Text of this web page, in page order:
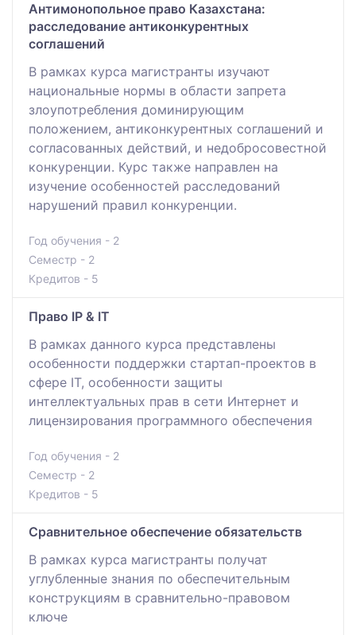
Антимонопольное право Казахстана:
расследование антиконкурентных
соглашений
В рамках курса магистранты изучают
национальные нормы в области запрета
злоупотребления доминирующим
положением, антиконкурентных соглашений и
согласованных действий, и недобросовестной
конкуренции. Курс также направлен на
изучение особенностей расследований
нарушений правил конкуренции.
Год обучения - 2
Семестр - 2
Кредитов - 5
Право IP & IT
В рамках данного курса представлены
особенности поддержки стартап-проектов в
сфере IT, особенности защиты
интеллектуальных прав в сети Интернет и
лицензирования программного обеспечения
Год обучения - 2
Семестр - 2
Кредитов - 5
Сравнительное обеспечение обязательств
В рамках курса магистранты получат
углубленные знания по обеспечительным
конструкциям в сравнительно-правовом
ключе